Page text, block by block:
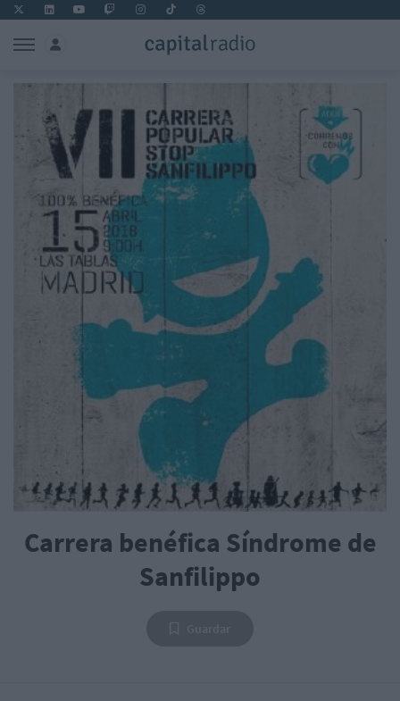
Carrera benéfica Síndrome de
Sanfilippo